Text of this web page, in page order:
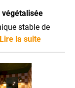
végétalisée
stable de
Lire la suite